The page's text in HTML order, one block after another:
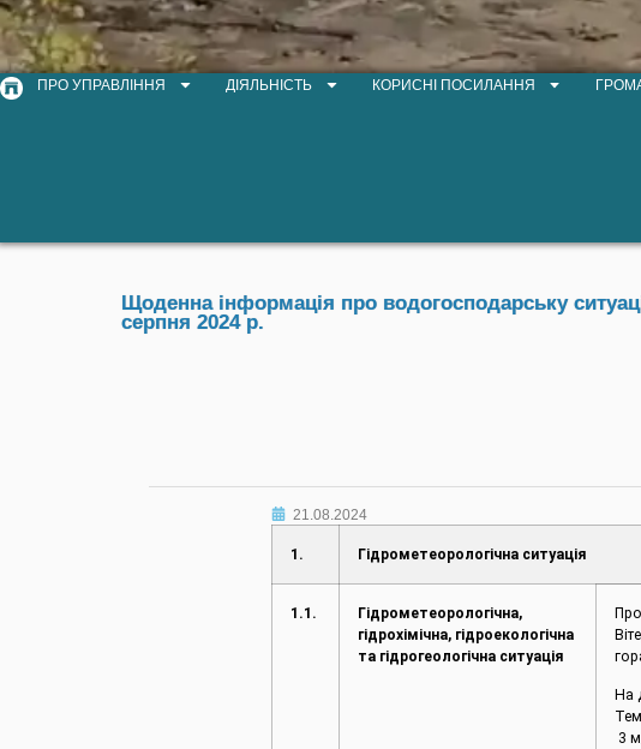
ПРО УПРАВЛІННЯ ДІЯЛЬНІСТЬ КОРИСНІ ПОСИЛАННЯ
Щоденна інформація про водогосподарську
серпня 2024 р.
21.08.2024
1. Гідрометеорологічна ситуація
1.1.
Гідрометеорологічна,
гідрохімічна, гідроекологічна
та гідрогеологічна ситуація
На
3